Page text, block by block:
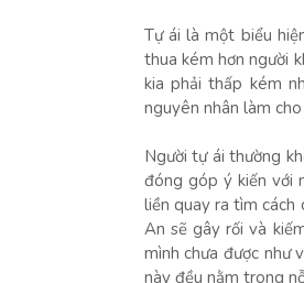
Tự ái là một biểu
thua kém hơn người
kia phải thấp kém
nguyên nhân làm
Người tự ái thường
đóng góp ý kiến với
liền quay ra tìm cách
An sẽ gây rối và
mình chưa được như
này đều nằm trong